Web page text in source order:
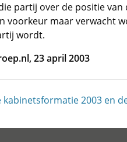
partij over de positie van
voorkeur maar verwacht
wordt.
23 april 2003
kabinetsformatie 2003 en